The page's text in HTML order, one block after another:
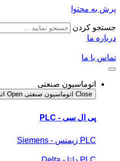
پرش به محتوا
جستجو کردن
درباره ما
تماس با ما
اتوماسیون صنعتی
Close اتوماسیون صنعتی Open اتوماسیون صنعتی
پی ال سی - PLC
PLC زیمنس - Siemens